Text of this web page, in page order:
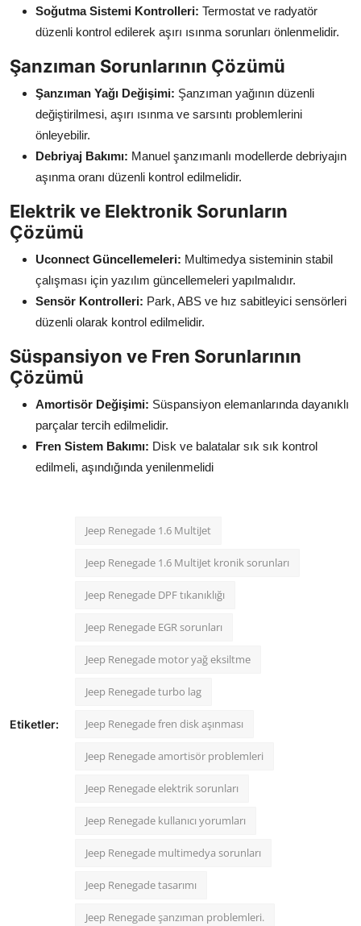
Soğutma Sistemi Kontrolleri: Termostat ve radyatör
düzenli kontrol edilerek aşırı ısınma sorunları önlenmelidir.
Şanzıman Sorunlarının Çözümü
Şanzıman Yağı Değişimi: Şanzıman yağının düzenli
değiştirilmesi, aşırı ısınma ve sarsıntı problemlerini
önleyebilir.
Debriyaj Bakımı: Manuel şanzımanlı modellerde debriyajın
aşınma oranı düzenli kontrol edilmelidir.
Elektrik ve Elektronik Sorunların
Çözümü
Uconnect Güncellemeleri: Multimedya sisteminin stabil
çalışması için yazılım güncellemeleri yapılmalıdır.
Sensör Kontrolleri: Park, ABS ve hız sabitleyici sensörleri
düzenli olarak kontrol edilmelidir.
Süspansiyon ve Fren Sorunlarının
Çözümü
Amortisör Değişimi: Süspansiyon elemanlarında dayanıklı
parçalar tercih edilmelidir.
Fren Sistem Bakımı: Disk ve balatalar sık sık kontrol
edilmeli, aşındığında yenilenmelidi
Etiketler:
Jeep Renegade 1.6 MultiJet
Jeep Renegade 1.6 MultiJet kronik sorunları
Jeep Renegade DPF tıkanıklığı
Jeep Renegade EGR sorunları
Jeep Renegade motor yağ eksiltme
Jeep Renegade turbo lag
Jeep Renegade fren disk aşınması
Jeep Renegade amortisör problemleri
Jeep Renegade elektrik sorunları
Jeep Renegade kullanıcı yorumları
Jeep Renegade multimedya sorunları
Jeep Renegade tasarımı
Jeep Renegade şanzıman problemleri.